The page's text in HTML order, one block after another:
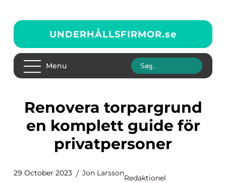
UNDERHÅLLSFIRMOR.se
Menu
Renovera torpargrund
en komplett guide för
privatpersoner
29 October 2023 Jon Larsson
Redaktionel